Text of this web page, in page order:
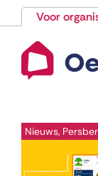
naar
inhoud
Voor
Nieuws
Nieuws,